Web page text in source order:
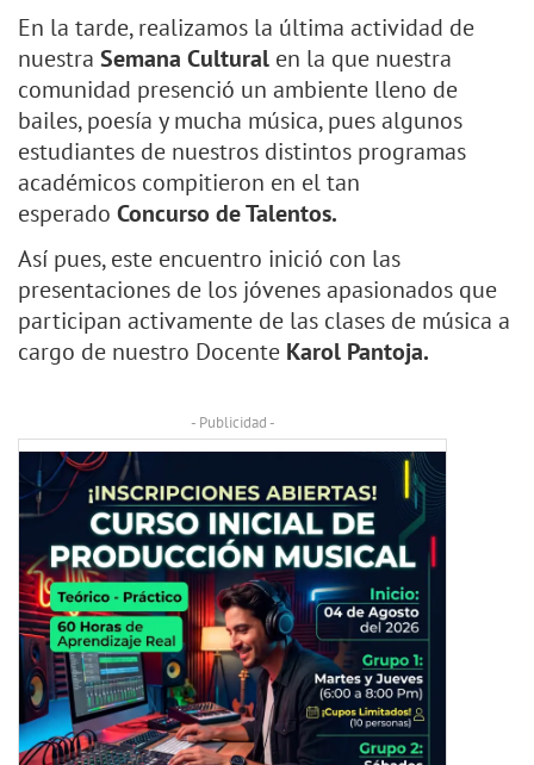
En la tarde, realizamos la última actividad de
nuestra Semana Cultural en la que nuestra
comunidad presenció un ambiente lleno de
bailes, poesía y mucha música, pues algunos
estudiantes de nuestros distintos programas
académicos compitieron en el tan
esperado Concurso de Talentos.
Así pues, este encuentro inició con las
presentaciones de los jóvenes apasionados que
participan activamente de las clases de música a
cargo de nuestro Docente Karol Pantoja.
- Publicidad -